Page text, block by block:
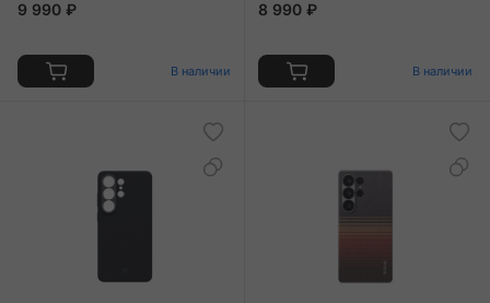
9 990 ₽
В наличии
полоска) (KS2501U)
8 990 ₽
В наличии